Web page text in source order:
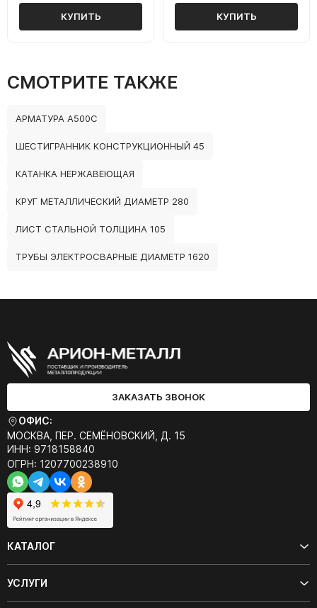
КУПИТЬ КУПИТЬ
СМОТРИТЕ ТАКЖЕ
АРМАТУРА А500С
ШЕСТИГРАННИК КОНСТРУКЦИОННЫЙ 45
КАТАНКА НЕРЖАВЕЮЩАЯ
КРУГ МЕТАЛЛИЧЕСКИЙ ДИАМЕТР 280
ЛИСТ СТАЛЬНОЙ ТОЛЩИНА 105
ТРУБЫ ЭЛЕКТРОСВАРНЫЕ ДИАМЕТР 1620
ЗАКАЗАТЬ ЗВОНОК
ОФИС:
МОСКВА, ПЕР. СЕМЁНОВСКИЙ, Д. 15
ИНН: 9718158840
ОГРН: 1207700238910
КАТАЛОГ
УСЛУГИ